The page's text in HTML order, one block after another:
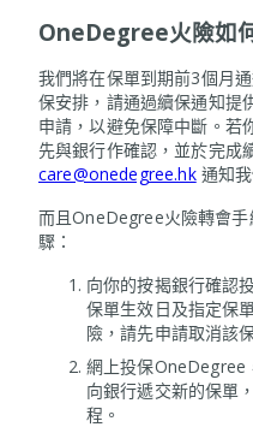
OneDegree火險如
我們將在保單到期前3個月
保安排，請通過續保通知提
申請，以避免保障中斷。若
先與銀行作確認，並於完成
care@onedegree.hk通知我
而且OneDegree火險轉會
驟：
向你的按揭銀行確認
保單生效日及指定保
險，請先申請取消該
網上投保OneDegree
向銀行遞交新的保單
程。